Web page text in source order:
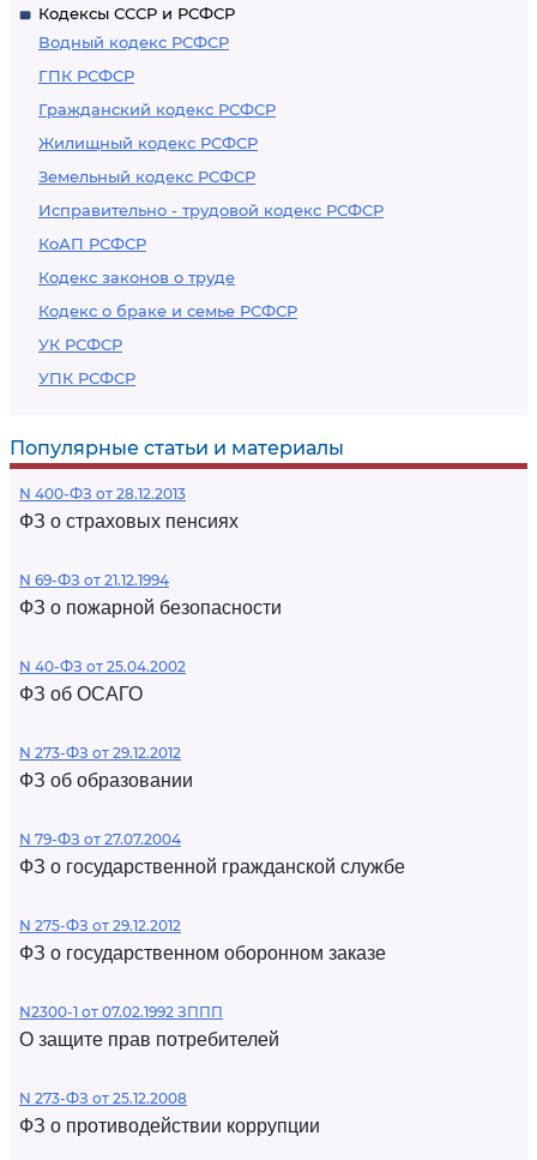
Кодексы СССР и РСФСР
Водный кодекс РСФСР
ГПК РСФСР
Гражданский кодекс РСФСР
Жилищный кодекс РСФСР
Земельный кодекс РСФСР
Исправительно - трудовой кодекс РСФСР
КоАП РСФСР
Кодекс законов о труде
Кодекс о браке и семье РСФСР
УК РСФСР
УПК РСФСР
Популярные статьи и материалы
N 400-ФЗ от 28.12.2013
ФЗ о страховых пенсиях
N 69-ФЗ от 21.12.1994
ФЗ о пожарной безопасности
N 40-ФЗ от 25.04.2002
ФЗ об ОСАГО
N 273-ФЗ от 29.12.2012
ФЗ об образовании
N 79-ФЗ от 27.07.2004
ФЗ о государственной гражданской службе
N 275-ФЗ от 29.12.2012
ФЗ о государственном оборонном заказе
N2300-1 от 07.02.1992 ЗППП
О защите прав потребителей
N 273-ФЗ от 25.12.2008
ФЗ о противодействии коррупции